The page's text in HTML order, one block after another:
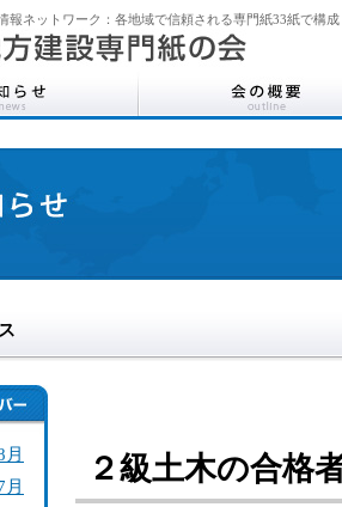
報ネットワーク：各地域で信頼される専門紙33紙で構成
月
月
２級土木の合格